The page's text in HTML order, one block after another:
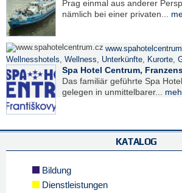
Prag einmal aus anderer
nämlich bei einer privaten...
Wellnesshotels
Wellness Unterkünfte Kurorte
Spa Hotel Centrum,
Das familiär geführte Spa
gelegen in unmittelbarer...
KATALOG
Bildung
Dienstleistungen